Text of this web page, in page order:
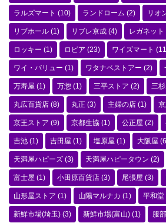
ラルズマート (10) ランドローム (2) リオ
リブホール (1) リブレ京成 (4) レガネット
ロッキー (1) ロピア (23) ワイズマート
ワイ・バリュー (1) ワタナベストアー (2)
万寿屋 (1) 万惣 (1) 三平ストア (2) 三
丸広百貨店 (8) 丸正 (3) 主婦の店 (1)
京王ストア (9) 京都生協 (1) 公正屋 (2)
吉池 (1) 吉田屋 (1) 塩原屋 (1) 大阪屋
天満屋ハピーズ (3) 天満屋ハピータウン (2)
富士屋 (1) 小田原百貨店 (3) 尾張屋 (3)
山形屋ストア (1) 山陽マルナカ (1) 平和堂
新鮮市場(埼玉) (3) 新鮮市場(富山) (1) 服